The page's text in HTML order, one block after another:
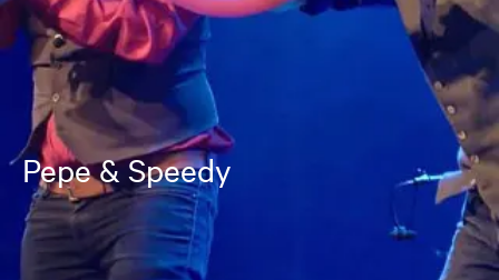
Pepe & Speedy